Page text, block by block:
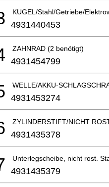
KUGEL/Stahl/Getriebe/
4931440453
ZAHNRAD (2 benötigt)
4931454799
WELLE/AKKU-
4931453274
ZYLINDERSTIFT/NICHT
4931435378
Unterlegscheibe, nicht rost.
4931435379